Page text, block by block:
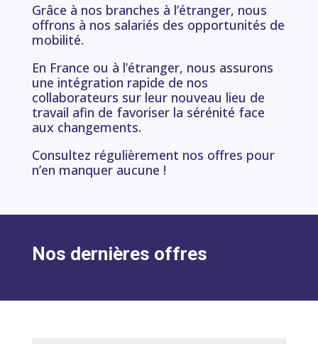
Grâce à nos branches à l’étranger, nous
offrons à nos salariés des opportunités de
mobilité.
En France ou à l’étranger, nous assurons
une intégration rapide de nos
collaborateurs sur leur nouveau lieu de
travail afin de favoriser la sérénité face
aux changements.
Consultez régulièrement nos offres pour
n’en manquer aucune !
Nos dernières offres